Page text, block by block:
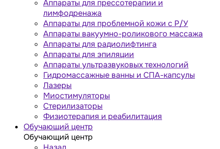
Аппараты для прессотерапии и
лимфодренажа
Аппараты для проблемной кожи с Р/У
Аппараты вакуумно-роликового массажа
Аппараты для радиолифтинга
Аппараты для эпиляции
Аппараты ультразвуковых технологий
Гидромассажные ванны и СПА-капсулы
Лазеры
Миостимуляторы
Стерилизаторы
Физиотерапия и реабилитация
Обучающий центр
Обучающий центр